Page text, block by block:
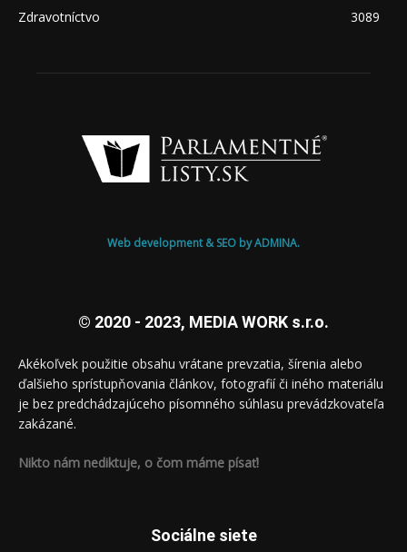
Zdravotníctvo
3089
Web development & SEO by ADMINA.
© 2020 - 2023, MEDIA WORK s.r.o.
Akékoľvek použitie obsahu vrátane prevzatia, šírenia alebo
ďalšieho sprístupňovania článkov, fotografií či iného materiálu
je bez predchádzajúceho písomného súhlasu prevádzkovateľa
zakázané.
Nikto nám nediktuje, o čom máme písať!
Sociálne siete